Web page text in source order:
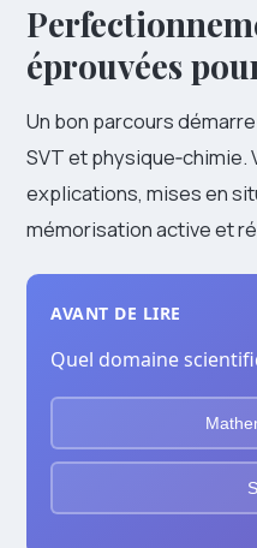
éprouvées
Un bon parcours
SVT et
explications, mises en
mémorisation active et
AVANT DE LIRE
Quel domaine